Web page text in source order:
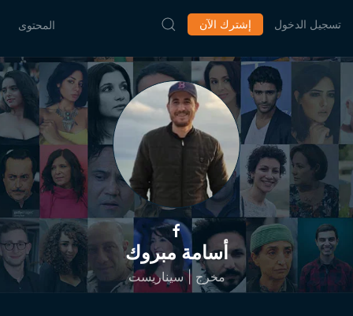
المحتوى إشترك الآن تسجيل الدخول
أسامة مبروك
مخرج | سيناريست